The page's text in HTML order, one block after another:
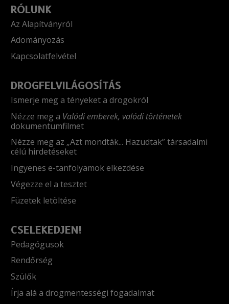
RÓLUNK
Az Alapítványról
Adományozás
Kapcsolatfelvétel
DROGFELVILÁGOSÍTÁS
Ismerje meg a tényeket a drogokról
Nézze meg a Valódi emberek, valódi történetek
dokumentumfilmet
Nézze meg az „Azt mondták... Hazudtak” társadalmi
célú hirdetéseket
Ingyenes e-tanfolyamok elkezdése
Végezze el a tesztet
Füzetek letöltése
CSELEKEDJEN!
Pedagógusok
Rendőrség
Szülők
Írja alá a drogmentességi fogadalmat